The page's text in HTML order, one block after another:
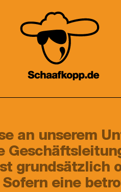
an unserem
grundsätzlich
eine